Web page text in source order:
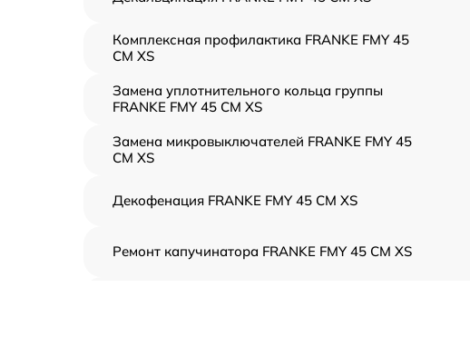
Комплексная профилактика FRANKE FMY 45
CM XS
Замена уплотнительного кольца группы
FRANKE FMY 45 CM XS
Замена микровыключателей FRANKE FMY 45
CM XS
Декофенация FRANKE FMY 45 CM XS
Ремонт капучинатора FRANKE FMY 45 CM XS